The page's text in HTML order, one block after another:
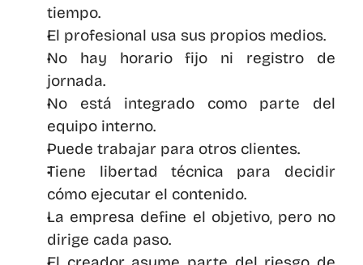
tiempo.
El profesional usa sus propios medios.
No hay horario fijo ni registro de
jornada.
No está integrado como parte del
equipo interno.
Puede trabajar para otros clientes.
Tiene libertad técnica para decidir
cómo ejecutar el contenido.
La empresa define el objetivo, pero no
dirige cada paso.